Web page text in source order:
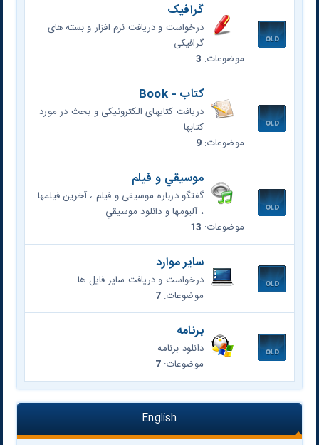
گرافیک
درخواست و دریافت نرم افزار و بسته های
گرافیکی
موضوعات: 3
کتاب - Book
دریافت کتایهای الکترونیکی و بحث در مورد
کتابها
موضوعات: 9
موسيقي و فیلم
گفتگو درباره موسیقی و فیلم ، آخرين فیلمها
، آلبومها و دانلود موسيقي
موضوعات: 13
سایر موارد
درخواست و دریافت سایر فایل ها
موضوعات: 7
برنامه
دانلود برنامه
موضوعات: 7
English